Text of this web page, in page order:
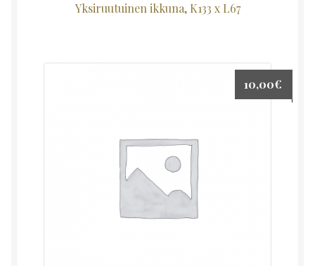
Yksiruutuinen ikkuna, K133 x L67
10,00€